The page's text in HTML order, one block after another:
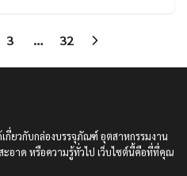
3 … 32
กี่ยวกับกล่องบรรจุภัณฑ์ อุตสาหกรรมงาน
อาด หรือความรู้ทั่วไป เว็บไซต์นี้คือที่ที่คุณ